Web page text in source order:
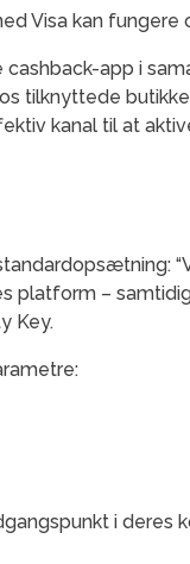
Visa kan fungere
app i
tilknyttede
kanal til at
platform –
Key.
i deres